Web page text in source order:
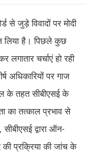
से जुड़े विवादों पर मोदी
लिया है। पिछले कुछ
लगातार चर्चाएं हो रही
अधिकारियों पर गाज
के तहत सीबीएसई के
का तत्काल प्रभाव से
द्वारा ऑन-
की प्रक्रिया की जांच के